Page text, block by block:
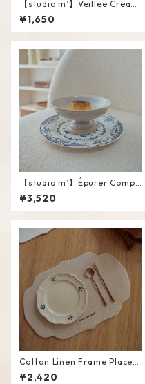
【studio m’】Veillee Cream
er #White / L
¥1,650
【studio m’】Épurer Compo
te #White / M
¥3,520
Cotton Linen Frame Placem
at #Beige
¥2,420